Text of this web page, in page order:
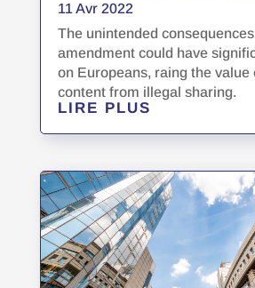
11 Avr 2022
The unintended
amendment could have
on Europeans, raing the value
content from illegal sharing.
LIRE PLUS